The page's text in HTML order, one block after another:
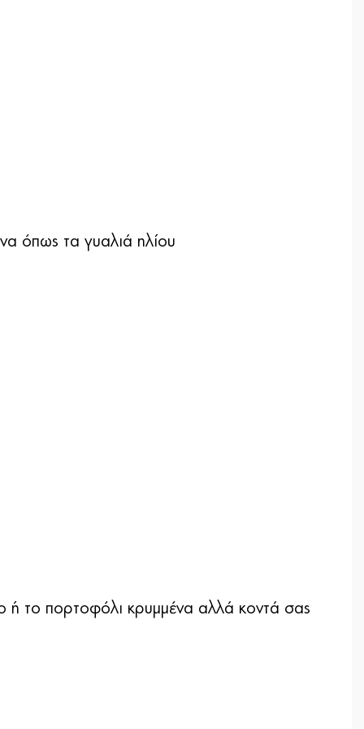
όπως τα γυαλιά ηλίου
ή το πορτοφόλι κρυμμένα αλλά κοντά σας